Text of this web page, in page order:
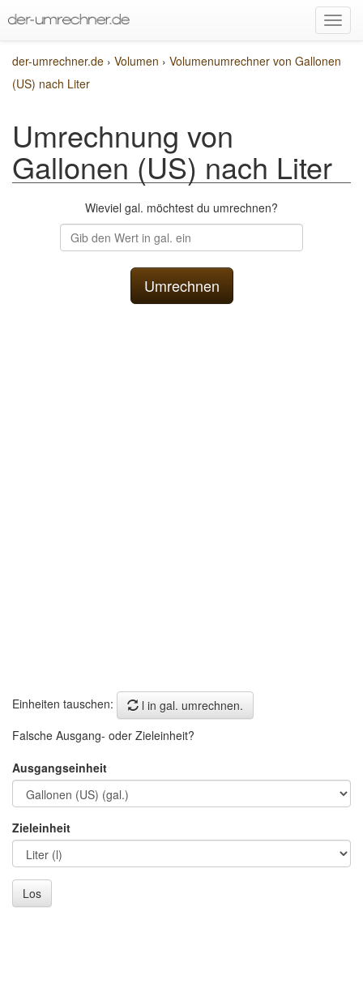
der-umrechner.de › Volumen › Volumenumrechner von Gallonen
(US) nach Liter
Umrechnung von
Gallonen (US) nach Liter
Wieviel gal. möchtest du umrechnen?
Einheiten tauschen:
l in gal. umrechnen.
Falsche Ausgang- oder Zieleinheit?
Ausgangseinheit
Zieleinheit
Los